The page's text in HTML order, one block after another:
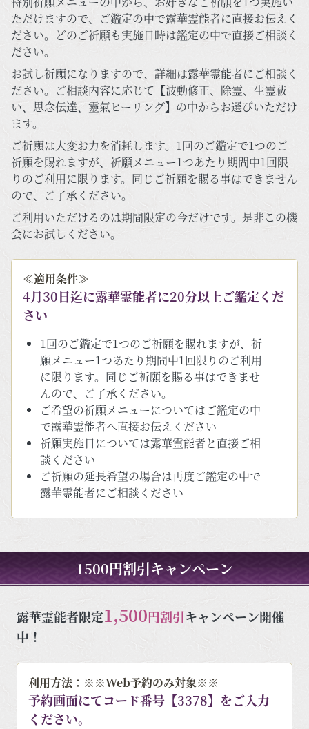
ただけますので、ご鑑定の中で露華霊能者に直接お伝えく
ださい。どのご祈願も実施日時は鑑定の中で直接ご相談く
ださい。
お試し祈願になりますので、詳細は露華霊能者にご相談く
ださい。ご相談内容に応じて【波動修正、除霊、生霊祓
い、思念伝達、靈氣ヒーリング】の中からお選びいただけ
ます。
ご祈願は大変お力を消耗します。1回のご鑑定で1つのご
祈願を賜れますが、祈願メニュー1つあたり期間中1回限
りのご利用に限ります。同じご祈願を賜る事はできません
ので、ご了承ください。
ご利用いただけるのは期間限定の今だけです。是非この機
会にお試しください。
≪適用条件≫
4月30日迄に露華霊能者に20分以上ご鑑定くだ
さい
1回のご鑑定で1つのご祈願を賜れますが、祈
願メニュー1つあたり期間中1回限りのご利用
に限ります。同じご祈願を賜る事はできませ
んので、ご了承ください。
ご希望の祈願メニューについてはご鑑定の中
で露華霊能者へ直接お伝えください
祈願実施日については露華霊能者と直接ご相
談ください
ご祈願の延長希望の場合は再度ご鑑定の中で
露華霊能者にご相談ください
1500円割引キャンペーン
露華霊能者限定1,500円割引キャンペーン開催
中！
利用方法：※※Web予約のみ対象※※
予約画面にてコード番号【3378】をご入力
ください。